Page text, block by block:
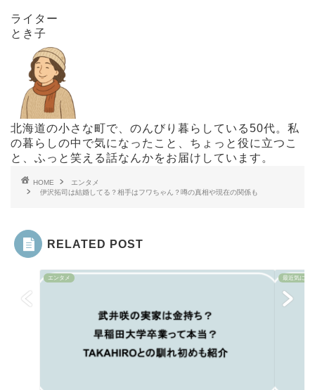
ライター
とき子
北海道の小さな町で、のんびり暮らしている50代。私
の暮らしの中で気になったこと、ちょっと役に立つこ
と、ふっと笑える話なんかをお届けしています。
HOME
エンタメ
伊沢拓司は結婚してる？相手はフワちゃん？噂の真相や現在の関係も
RELATED POST
エンタメ 最近気にな